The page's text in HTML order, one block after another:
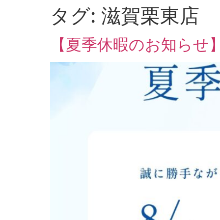
タグ: 滋賀栗東店
【夏季休暇のお知らせ